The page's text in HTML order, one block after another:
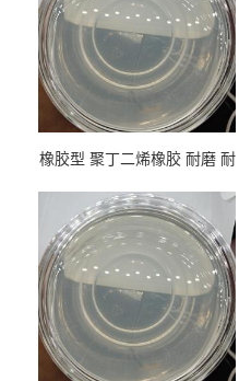
橡胶型 聚丁二烯橡胶 耐磨 耐
性